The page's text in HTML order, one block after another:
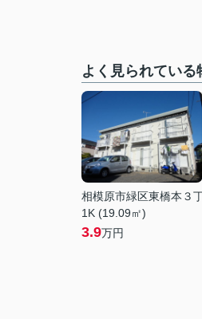
よく見られている
相模原市緑区東橋本３
1K (19.09㎡)
3.9万円